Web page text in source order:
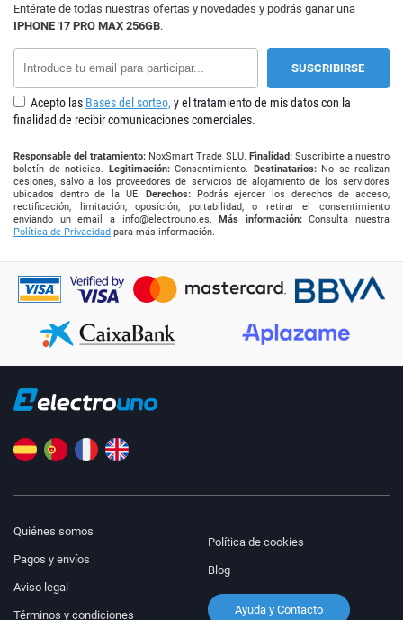
Entérate de todas nuestras ofertas y novedades y podrás ganar una
IPHONE 17 PRO MAX 256GB.
Acepto las Bases del sorteo, y el tratamiento de mis datos con la
finalidad de recibir comunicaciones comerciales.
Responsable del tratamiento: NoxSmart Trade SLU. Finalidad:Suscribirte a nuestro
boletín de noticias. Legitimación:Consentimiento. Destinatarios:No se realizan
cesiones, salvo a los proveedores de servicios de alojamiento de los servidores
ubicados dentro de la UE.Derechos: Podrás ejercer los derechos de acceso,
rectificación, limitación, oposición, portabilidad, o retirar el consentimiento
enviando un email a info@electrouno.es.Más información:Consulta nuestra
Política de Privacidad para más información.
Quiénes somos
Pagos y envíos
Aviso legal
Términos y condiciones
Política de cookies
Blog
Ayuda y Contacto